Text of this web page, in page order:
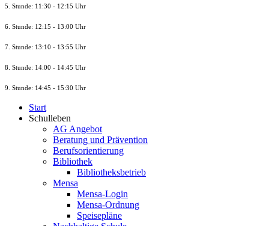
5. Stunde: 11:30 - 12:15 Uhr
6. Stunde: 12:15 - 13:00 Uhr
7. Stunde: 13:10 - 13:55 Uhr
8. Stunde: 14:00 - 14:45 Uhr
9. Stunde: 14:45 - 15:30 Uhr
Start
Schulleben
AG Angebot
Beratung und Prävention
Berufsorientierung
Bibliothek
Bibliotheksbetrieb
Mensa
Mensa-Login
Mensa-Ordnung
Speisepläne